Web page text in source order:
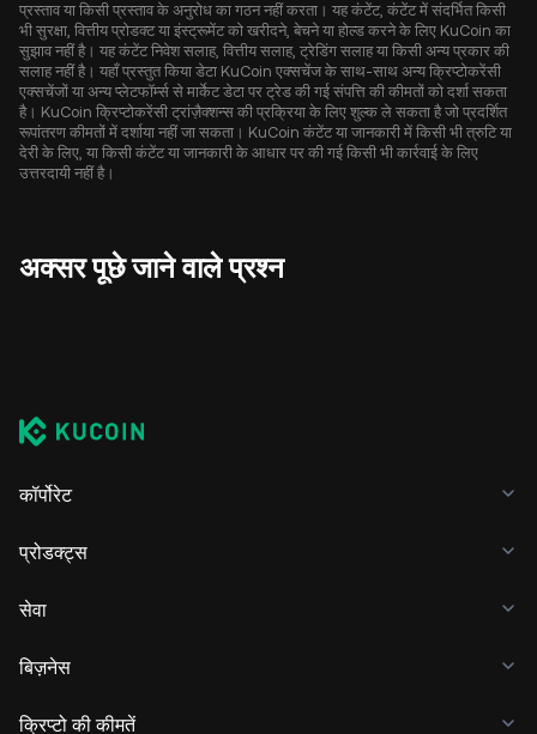
प्रस्ताव या किसी प्रस्ताव के अनुरोध का गठन नहीं करता। यह कंटेंट, कंटेंट में संदर्भित किसी
भी सुरक्षा, वित्तीय प्रोडक्ट या इंस्ट्रूमेंट को खरीदने, बेचने या होल्ड करने के लिए KuCoin का
सुझाव नहीं है। यह कंटेंट निवेश सलाह, वित्तीय सलाह, ट्रेडिंग सलाह या किसी अन्य प्रकार की
सलाह नहीं है। यहाँ प्रस्तुत किया डेटा KuCoin एक्सचेंज के साथ-साथ अन्य क्रिप्टोकरेंसी
एक्सचेंजों या अन्य प्लेटफॉर्म्स से मार्केट डेटा पर ट्रेड की गई संपत्ति की कीमतों को दर्शा सकता
है। KuCoin क्रिप्टोकरेंसी ट्रांज़ैक्शन्स की प्रक्रिया के लिए शुल्क ले सकता है जो प्रदर्शित
रूपांतरण कीमतों में दर्शाया नहीं जा सकता। KuCoin कंटेंट या जानकारी में किसी भी त्रुटि या
देरी के लिए, या किसी कंटेंट या जानकारी के आधार पर की गई किसी भी कार्रवाई के लिए
उत्तरदायी नहीं है।
अक्सर पूछे जाने वाले प्रश्न
कॉर्पोरेट
प्रोडक्ट्स
सेवा
बिज़नेस
क्रिप्टो की कीमतें